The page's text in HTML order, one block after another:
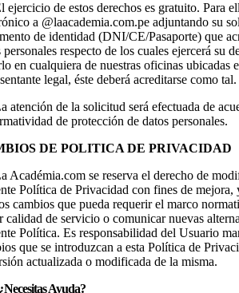
ejercicio de estos derechos es gratuito. Para
a @laacademia.com.pe adjuntando su
de identidad (DNI/CE/Pasaporte) que
personales respecto de los cuales ejercerá su
en cualquiera de nuestras oficinas ubicadas
legal, éste deberá acreditarse como tal.
atención de la solicitud será efectuada de
de protección de datos personales.
DE POLITICA DE PRIVACIDAD
Académia.com se reserva el derecho de
Política de Privacidad con fines de mejora,
cambios que pueda requerir el marco
calidad de servicio o comunicar nuevas
Política. Es responsabilidad del Usuario
que se introduzcan a esta Política de
actualizada o modificada de la misma.
Ayuda?